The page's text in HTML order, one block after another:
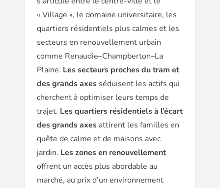
« Village », le domaine universitaire, les
quartiers résidentiels plus calmes et les
secteurs en renouvellement urbain
comme Renaudie–Champberton–La
Plaine. Les secteurs proches du tram et
des grands axes séduisent les actifs qui
cherchent à optimiser leurs temps de
trajet. Les quartiers résidentiels à l’écart
des grands axes attirent les familles en
quête de calme et de maisons avec
jardin. Les zones en renouvellement
offrent un accès plus abordable au
marché, au prix d’un environnement